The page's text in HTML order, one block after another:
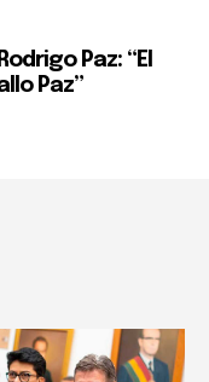
Paz: “El
Paz”